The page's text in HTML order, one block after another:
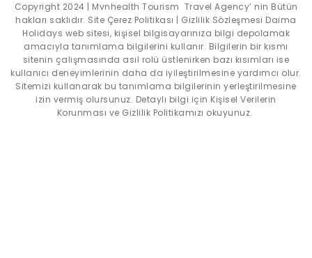
Copyright 2024 | Mvnhealth Tourism Travel Agency’ nin Bütün
hakları saklıdır. Site Çerez Politikası | Gizlilik Sözleşmesi Daima
Holidays web sitesi, kişisel bilgisayarınıza bilgi depolamak
amacıyla tanımlama bilgilerini kullanır. Bilgilerin bir kısmı
sitenin çalışmasında asıl rolü üstlenirken bazı kısımları ise
kullanıcı deneyimlerinin daha da iyileştirilmesine yardımcı olur.
Sitemizi kullanarak bu tanımlama bilgilerinin yerleştirilmesine
izin vermiş olursunuz. Detaylı bilgi için Kişisel Verilerin
Korunması ve Gizlilik Politikamızı okuyunuz.